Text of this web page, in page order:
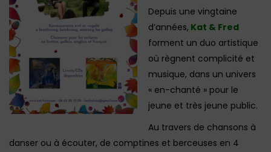
Depuis une vingtaine
d’années, Kat & Fred
forment un duo artistique
où règnent complicité et
musique, dans un univers
« en-chanté » pour le
jeune et très jeune public.
Au travers de chansons à
danser ou à écouter, de comptines et berceuses en 4